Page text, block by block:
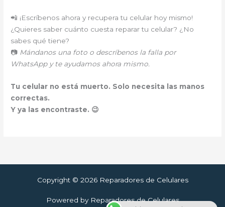
📲 ¡Escríbenos ahora y recupera tu celular hoy mismo!
¿Quieres saber cuánto cuesta reparar tu celular? ¿No
sabes qué tiene?
📷 Mándanos una foto o descríbenos la falla por
WhatsApp y te ayudamos ahora mismo.
Tu celular no está muerto. Solo necesita las manos
correctas.
Y ya las encontraste. 😉
Copyright © 2026 Reparadores de Celulares
Powered by Reparadores de Celulares